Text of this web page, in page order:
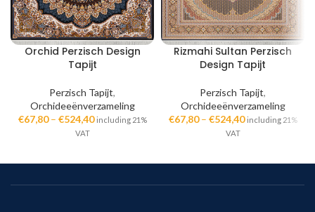
Orchid Perzisch Design
Tapijt
Perzisch Tapijt,
Orchideeënverzameling
€67,80– €524,40 including 21%
VAT
Rizmahi Sultan Perzisch
Design Tapijt
Perzisch Tapijt,
Orchideeënverzameling
€67,80– €524,40 including 21%
VAT